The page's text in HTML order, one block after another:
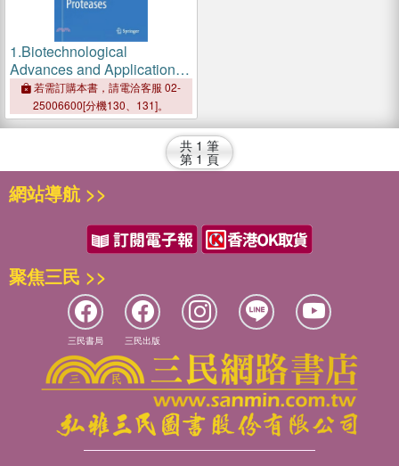
1.Biotechnological
Advances and Applications
in Microbial Proteases
若需訂購本書，請電洽客服 02-
25006600[分機130、131]。
共 1 筆
第 1 頁
網站導航 >>
聚焦三民 >>
三民書局 三民出版